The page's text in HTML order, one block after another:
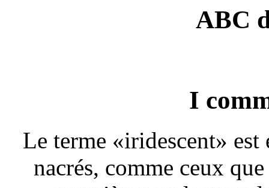
ABC
I
Le terme «iridescent»
nacrés, comme ceux